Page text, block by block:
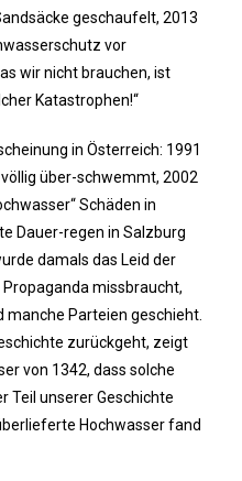
geschaufelt, 2013
vor
wir nicht brauchen, ist
Katastrophen!“
in Österreich: 1991
über-schwemmt, 2002
Schäden in
Dauer-regen in Salzburg
damals das Leid der
missbraucht,
manche Parteien geschieht.
zurückgeht, zeigt
von 1342, dass solche
Teil unserer Geschichte
Hochwasser fand